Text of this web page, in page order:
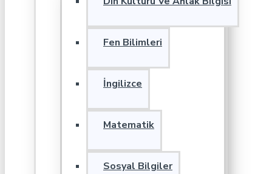
Fen Bilimleri
İngilizce
Matematik
Sosyal Bilgiler